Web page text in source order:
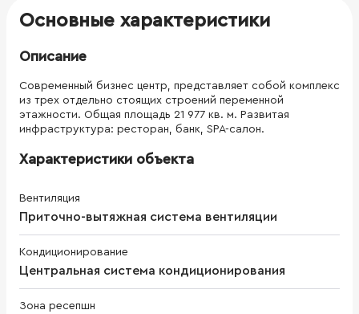
Основные характеристики
Описание
Современный бизнес центр, представляет собой комплекс
из трех отдельно стоящих строений переменной
этажности. Общая площадь 21 977 кв. м. Развитая
инфраструктура: ресторан, банк, SPA-салон.
Характеристики объекта
Вентиляция
Приточно-вытяжная система вентиляции
Кондиционирование
Центральная система кондиционирования
Зона ресепшн